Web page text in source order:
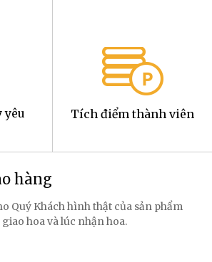
yêu Tích điểm thành viên
hàng
Quý Khách hình thật của sản phẩm
hoa và lúc nhận hoa.